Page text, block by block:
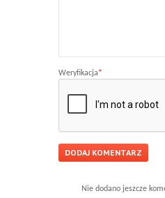
Weryfikacja*
Nie dodano jeszcze